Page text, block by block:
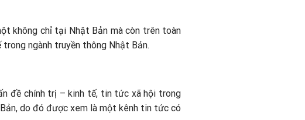
không chỉ tại Nhật Bản mà còn trên toàn
ngành truyền thông Nhật Bản.
đề chính trị – kinh tế, tin tức xã hội trong
do đó được xem là một kênh tin tức có